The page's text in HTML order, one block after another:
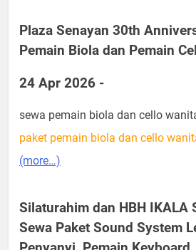
Plaza Senayan 30th
Pemain Biola dan Pemain
24 Apr 2026 -
sewa pemain biola dan cello
paket pemain biola dan cello
(more…)
Silaturahim dan HBH IKALA
Sewa Paket Sound System